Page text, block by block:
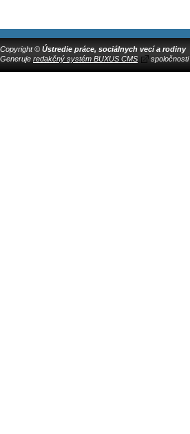
Copyright © Ústredie práce, sociálnych vecí a rodiny
Generuje redakčný systém BUXUS CMS spoločnosti